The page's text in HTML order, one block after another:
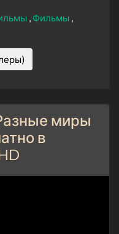
Фильмы
миры
в